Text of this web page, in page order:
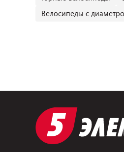
Велосипеды с